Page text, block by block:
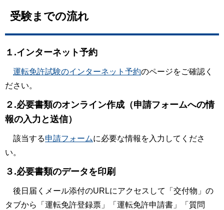
受験までの流れ
１.インターネット予約
運転免許試験のインターネット予約のページをご確認く
ださい。
２.必要書類のオンライン作成（申請フォームへの情
報の入力と送信）
該当する申請フォームに必要な情報を入力してくださ
い。
３.必要書類のデータを印刷
後日届くメール添付のURLにアクセスして「交付物」の
タブから「運転免許登録票」「運転免許申請書」「質問